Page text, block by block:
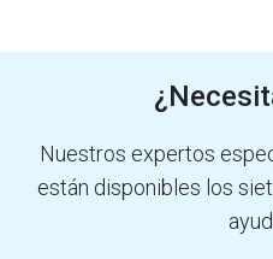
Nuestros expertos
están disponibles los